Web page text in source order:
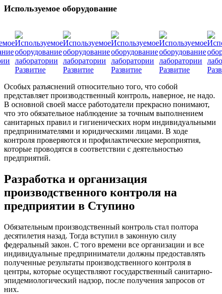
Используемое оборудование
Особых разъяснений относительно того, что собой
представляет производственный контроль, наверное, не надо.
В основной своей массе работодатели прекрасно понимают,
что это обязательное наблюдение за точным выполнением
санитарных правил и гигиенических норм индивидуальными
предпринимателями и юридическими лицами. В ходе
контроля проверяются и профилактические мероприятия,
которые проводятся в соответствии с деятельностью
предприятий.
Разработка и организация
производственного контроля на
предприятии в Ступино
Обязательным производственный контроль стал полтора
десятилетия назад. Тогда вступил в законную силу
федеральный закон. С того времени все организации и все
индивидуальные предприниматели должны предоставлять
полученные результаты производственного контроля в
центры, которые осуществляют государственный санитарно-
эпидемиологический надзор, после получения запросов от
них.